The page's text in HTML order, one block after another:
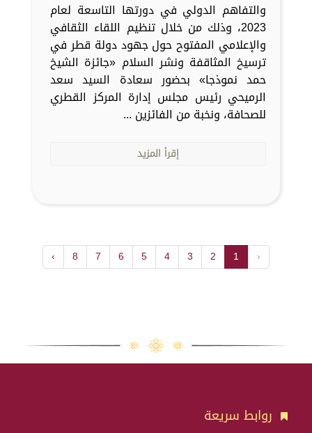
والتفاهم الدولي في دورتها التاسعة لعام
2023، وذلك من خلال تنظيم اللقاء الثقافي
والإعلامي المفتوح حول جهود دولة قطر في
ترسيخ المثاقفة ونشر السلام «جائزة الشيخ
حمد نموذجا» بحضور سعادة السيد سعد
الرميحي رئيس مجلس إدارة المركز القطري
للصحافة، ونخبة من الفائزين ...
إقرأ المزيد
‹
1
2
3
4
5
6
7
8
›
روابط سريعة